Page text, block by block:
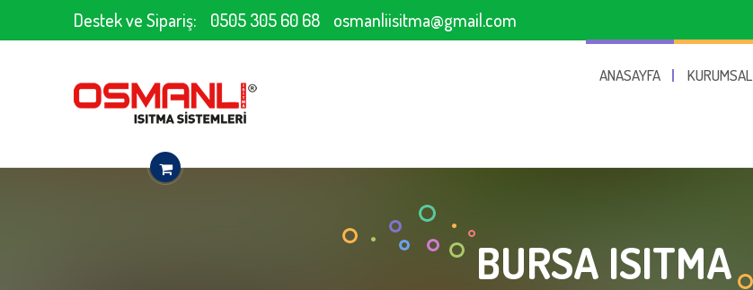
Destek ve Sipariş: 0505 305 60 68 osmanliisitma@gmail.com
ANASAYFA KURUMSAL
BURSA ISITMA